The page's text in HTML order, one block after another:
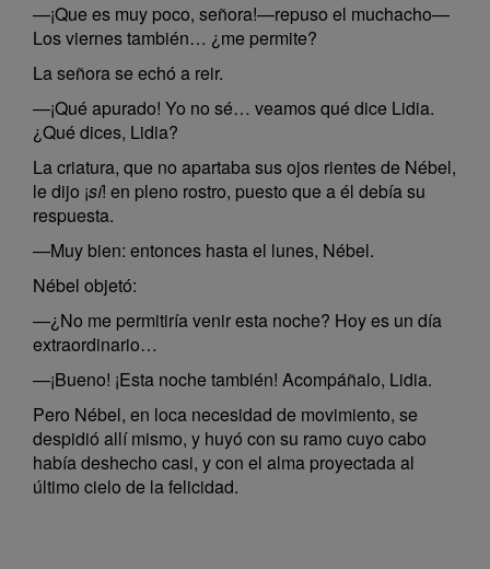
—¡Que es muy poco, señora!—repuso el muchacho—
Los viernes también… ¿me permite?
La señora se echó a reir.
—¡Qué apurado! Yo no sé… veamos qué dice Lidia.
¿Qué dices, Lidia?
La criatura, que no apartaba sus ojos rientes de Nébel,
le dijo ¡sí! en pleno rostro, puesto que a él debía su
respuesta.
—Muy bien: entonces hasta el lunes, Nébel.
Nébel objetó:
—¿No me permitiría venir esta noche? Hoy es un día
extraordinario…
—¡Bueno! ¡Esta noche también! Acompáñalo, Lidia.
Pero Nébel, en loca necesidad de movimiento, se
despidió allí mismo, y huyó con su ramo cuyo cabo
había deshecho casi, y con el alma proyectada al
último cielo de la felicidad.